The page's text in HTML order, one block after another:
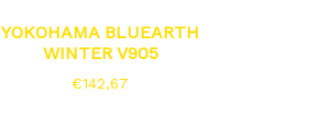
YOKOHAMA BLUEARTH
WINTER V905
€142,67